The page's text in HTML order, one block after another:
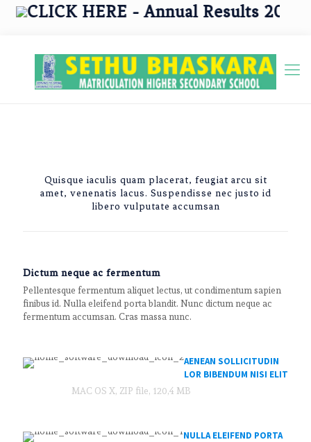
CLICK HERE - Annual Results 2025
Quisque iaculis quam placerat, feugiat arcu sit
amet, venenatis lacus. Suspendisse nec justo id
libero vulputate accumsan
Dictum neque ac fermentum
Pellentesque fermentum aliquet lectus, ut condimentum sapien
finibus id. Nulla eleifend porta blandit. Nunc dictum neque ac
fermentum accumsan. Cras massa nunc.
AENEAN SOLLICITUDIN
LOR BIBENDUM NISI ELIT
MAC OS X, ZIP file, 120,4 MB
NULLA ELEIFEND PORTA